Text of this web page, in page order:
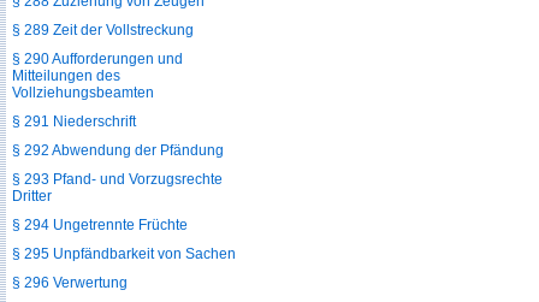
§ 289 Zeit der Vollstreckung
§ 290 Aufforderungen und
Mitteilungen des
Vollziehungsbeamten
§ 291 Niederschrift
§ 292 Abwendung der Pfändung
§ 293 Pfand- und Vorzugsrechte
Dritter
§ 294 Ungetrennte Früchte
§ 295 Unpfändbarkeit von Sachen
§ 296 Verwertung